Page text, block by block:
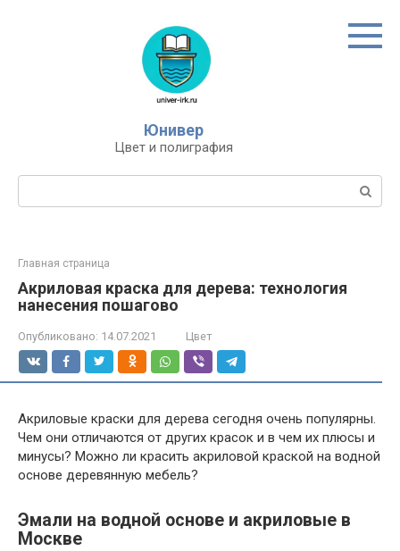
Юнивер
Цвет и полиграфия
Главная страница
Акриловая краска для дерева: технология
нанесения пошагово
Опубликовано: 14.07.2021 Цвет
Акриловые краски для дерева сегодня очень популярны.
Чем они отличаются от других красок и в чем их плюсы и
минусы? Можно ли красить акриловой краской на водной
основе деревянную мебель?
Эмали на водной основе и акриловые в
Москве